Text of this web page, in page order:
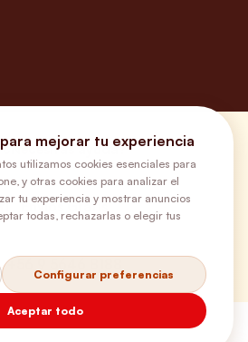
¿Necesitas ayuda?
Envíos Gratis
+56 9 5646 8188
mejorar tu experiencia
utilizamos cookies esenciales para
y otras cookies para analizar el
tu experiencia y mostrar anuncios
todas, rechazarlas o elegir tus
Configurar preferencias
Aceptar todo